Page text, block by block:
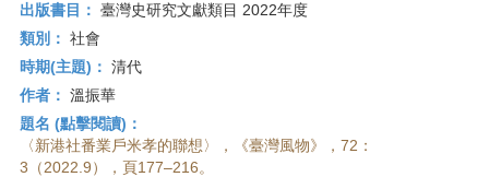
出版書目： 臺灣史研究文獻類目 2022年度
類別： 社會
時期(主題)： 清代
作者： 溫振華
題名 (點擊閱讀)：
〈新港社番業戶米孝的聯想〉，《臺灣風物》，72：
3（2022.9），頁177–216。